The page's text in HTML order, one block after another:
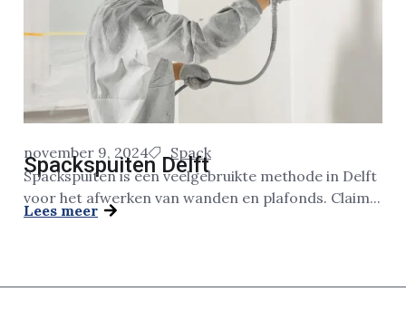
november 9, 2024 Spack
Spackspuiten Delft
Spackspuiten is een veelgebruikte methode in Delft
voor het afwerken van wanden en plafonds. Claim...
Lees meer